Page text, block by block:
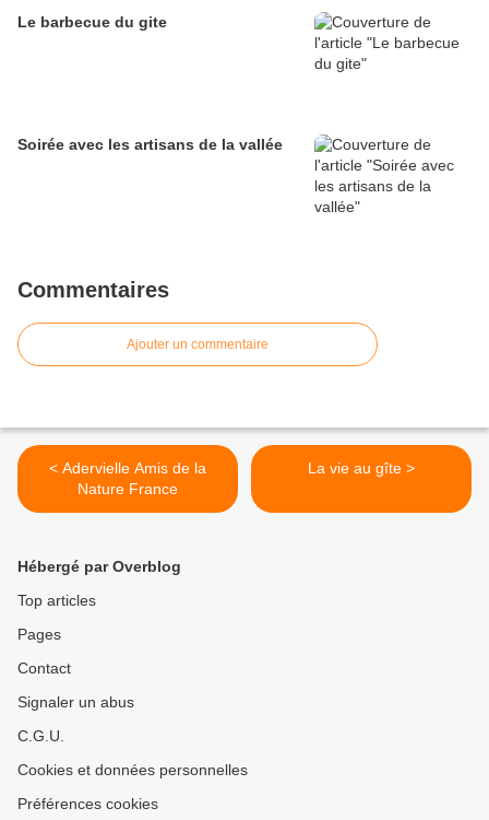
Le barbecue du gite
Soirée avec les artisans de la vallée
Commentaires
Ajouter un commentaire
< Adervielle Amis de la
Nature France
La vie au gîte >
Hébergé par Overblog
Top articles
Pages
Contact
Signaler un abus
C.G.U.
Cookies et données personnelles
Préférences cookies